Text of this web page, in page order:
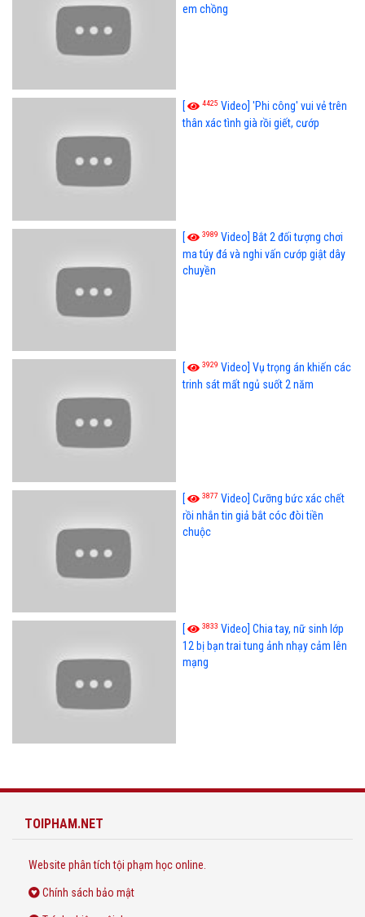
em chồng
[ 4425 Video] 'Phi công' vui vẻ trên
thân xác tình già rồi giết, cướp
[ 3989 Video] Bắt 2 đối tượng chơi
ma túy đá và nghi vấn cướp giật dây
chuyền
[ 3929 Video] Vụ trọng án khiến các
trinh sát mất ngủ suốt 2 năm
[ 3877 Video] Cưỡng bức xác chết
rồi nhắn tin giả bắt cóc đòi tiền
chuộc
[ 3833 Video] Chia tay, nữ sinh lớp
12 bị bạn trai tung ảnh nhạy cảm lên
mạng
TOIPHAM.NET
Website phân tích tội phạm học online.
Chính sách bảo mật